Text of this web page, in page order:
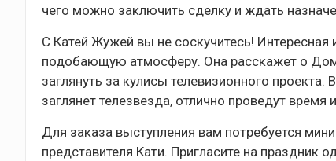
чего можно заключить сделку и ждать
С Катей Жужей вы не соскучитесь!
подобающую атмосферу. Она расскажет о
заглянуть за кулисы телевизионного
заглянет телезвезда, отлично проведут время
Для заказа выступления вам потребуется
представителя Кати. Пригласите на праздник